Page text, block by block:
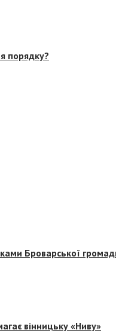
порядку?
Броварської
вінницьку «Ниву»